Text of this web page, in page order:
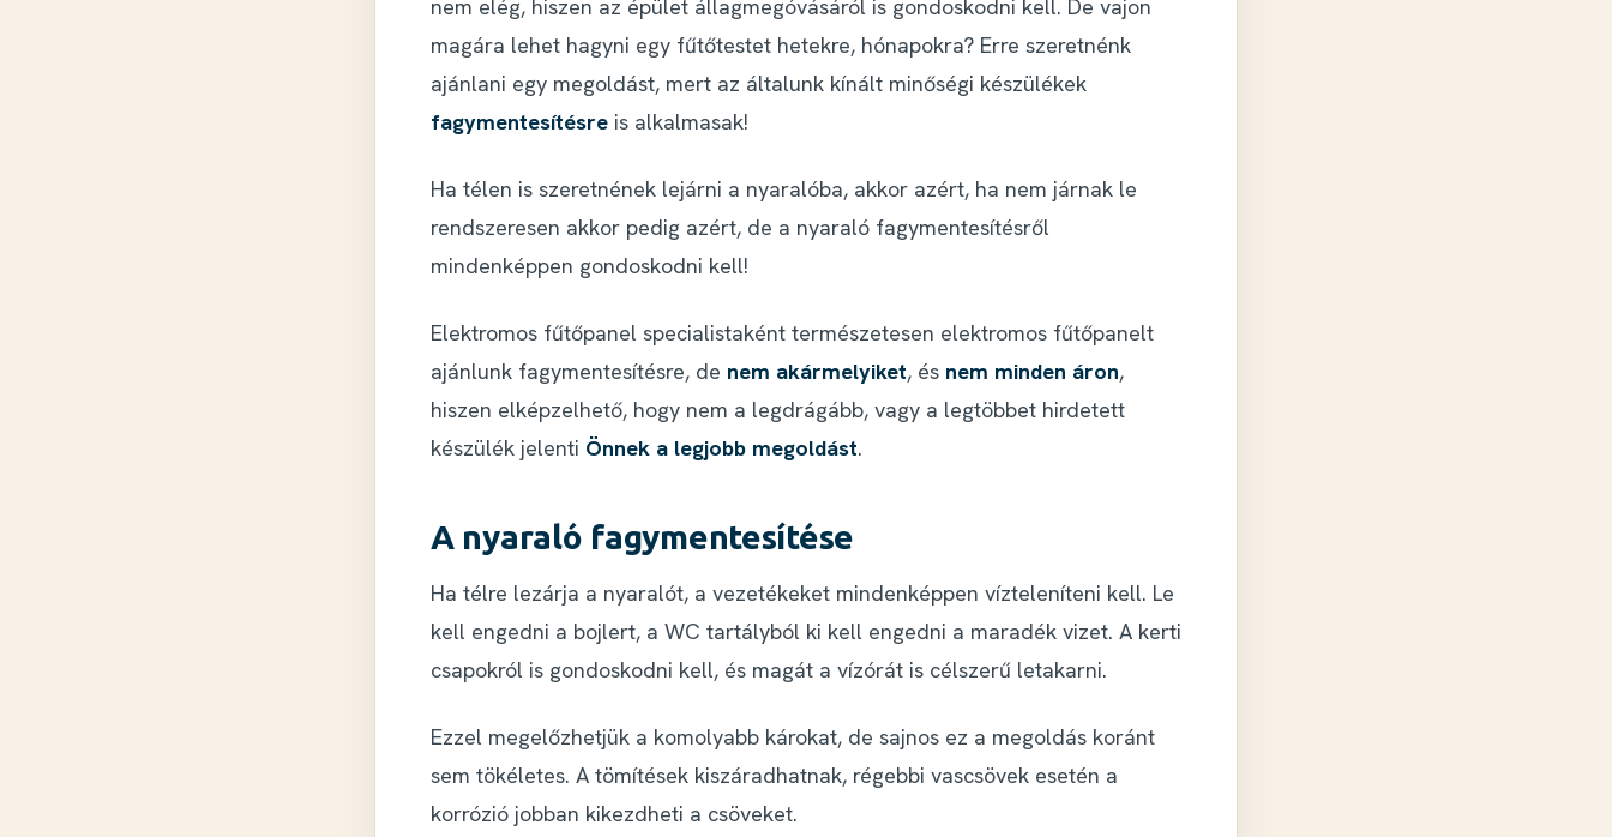
nem elég, hiszen az épület állagmegóvásáról is gondoskodni kell. De vajon
magára lehet hagyni egy fűtőtestet hetekre, hónapokra? Erre szeretnénk
ajánlani egy megoldást, mert az általunk kínált minőségi készülékek
fagymentesítésre is alkalmasak!
Ha télen is szeretnének lejárni a nyaralóba, akkor azért, ha nem járnak le
rendszeresen akkor pedig azért, de a nyaraló fagymentesítésről
mindenképpen gondoskodni kell!
Elektromos fűtőpanel specialistaként természetesen elektromos fűtőpanelt
ajánlunk fagymentesítésre, de nem akármelyiket, és nem minden áron,
hiszen elképzelhető, hogy nem a legdrágább, vagy a legtöbbet hirdetett
készülék jelenti Önnek a legjobb megoldást.
A nyaraló fagymentesítése
Ha télre lezárja a nyaralót, a vezetékeket mindenképpen vízteleníteni kell. Le
kell engedni a bojlert, a WC tartályból ki kell engedni a maradék vizet. A kerti
csapokról is gondoskodni kell, és magát a vízórát is célszerű letakarni.
Ezzel megelőzhetjük a komolyabb károkat, de sajnos ez a megoldás koránt
sem tökéletes. A tömítések kiszáradhatnak, régebbi vascsövek esetén a
korrózió jobban kikezdheti a csöveket.